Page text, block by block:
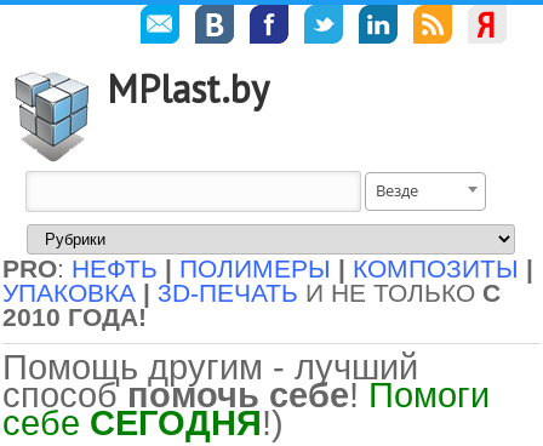
MPlast.by
Везде
PRO: НЕФТЬ | ПОЛИМЕРЫ | КОМПОЗИТЫ |
УПАКОВКА | 3D-ПЕЧАТЬ И НЕ ТОЛЬКО С
2010 ГОДА!
Помощь другим - лучший
способ помочь себе! Помоги
себе СЕГОДНЯ!)